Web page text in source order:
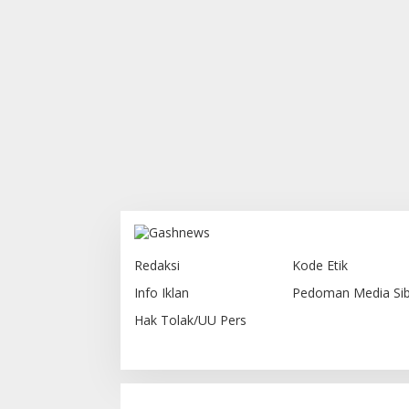
Redaksi
Kode Etik
Info Iklan
Pedoman Media
Hak Tolak/UU Pers